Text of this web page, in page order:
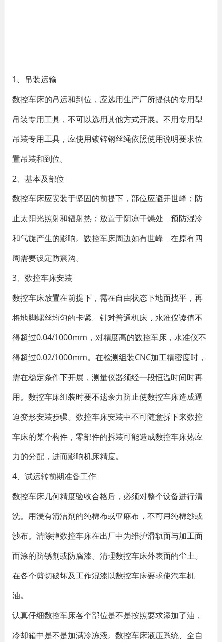
1、吊装运输
数控车床的吊运和到位，应选用生产厂所提供的专用型
吊装专用工具，不可以选用其他方式开展。不用专用型
吊装专用工具，应使用镀锌钢丝绳依照使用说明要求位
置吊装和到位。
2、基本及部位
数控车床应安装于坚固的前提下，部位应避开世峰；防
止太阳光照射和辐射热；放置于阴凉干燥处，预防湿冷
和气旋产生的影响。数控车床周边如有世峰，在原有四
周需要设定防震沟。
3、数控车床安装
数控车床放置在前提下，需在自由状态下地面找平，再
将地脚螺丝均匀的卡紧。针对普通机床，水准仪读值不
得超过0.04/1000mm，对精度高的数控车床，水准仪不
得超过0.02/1000mm。在检测组装CNC加工精密度时，
需在稳定条件下开展，测量仪器须经一段恒温时间时再
用。数控车床组装时要不遗余力防止使数控车床造成逼
迫变形安装步骤。数控车床安装中不可随意拆下来数控
车床的某个构件，零部件的拆装可能造成数控车床热应
力的分配，进而影响机床精度。
4、试运转前期准备工作
数控车床几何精度验收合格后，必须对整个设备进行清
洗。用浸有清洁剂的纯棉布或亚麻布，不可用纯棉纱或
沙布。清除掉数控车床在出厂中为维护滑轨面与加工面
而涂的防锈剂或防腐漆。清理数控车床外表面的尘土。
在各个剪切破坏及工作混漆以数控车床要求使汽车机
油。
认真仔细数控车床各个部位是不是按照要求添加了油，
冷却箱中是不是加满冷冻液。数控车床液压系统、全自